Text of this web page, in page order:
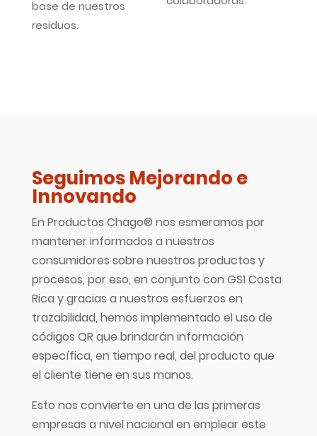
base de nuestros
residuos.
Seguimos Mejorando e
Innovando
En Productos Chago® nos esmeramos por
mantener informados a nuestros
consumidores sobre nuestros productos y
procesos, por eso, en conjunto con GS1 Costa
Rica y gracias a nuestros esfuerzos en
trazabilidad, hemos implementado el uso de
códigos QR que brindarán información
específica, en tiempo real, del producto que
el cliente tiene en sus manos.
Esto nos convierte en una de las primeras
empresas a nivel nacional en emplear este